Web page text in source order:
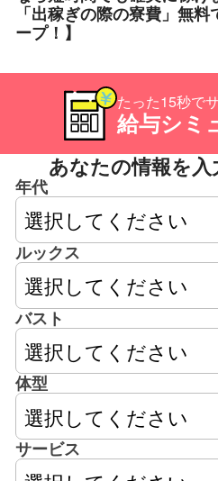
「出稼ぎの際の寮費」無
ープ！】
たった15秒で
給与シミ
あなたの情報を
年代
ルックス
バスト
体型
サービス